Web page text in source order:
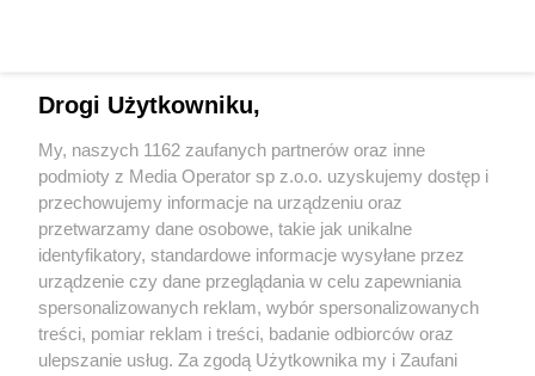
Wydawca mediówlokalnych
Nie zapomnij
zapoznać się z:
polityką prywatności
Twojemiasto Skontaktuj się z nami
Drogi Użytkowniku,
My, naszych 1162 zaufanych partnerów oraz inne
podmioty z Media Operator sp z.o.o. uzyskujemy dostęp i
przechowujemy informacje na urządzeniu oraz
przetwarzamy dane osobowe, takie jak unikalne
identyfikatory, standardowe informacje wysyłane przez
urządzenie czy dane przeglądania w celu zapewniania
spersonalizowanych reklam, wybór spersonalizowanych
treści, pomiar reklam i treści, badanie odbiorców oraz
ulepszanie usług. Za zgodą Użytkownika my i Zaufani